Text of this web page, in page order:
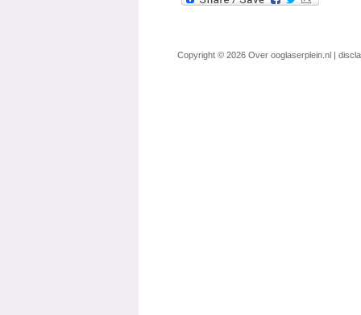
Copyright © 2026 Over ooglaserplein.nl |